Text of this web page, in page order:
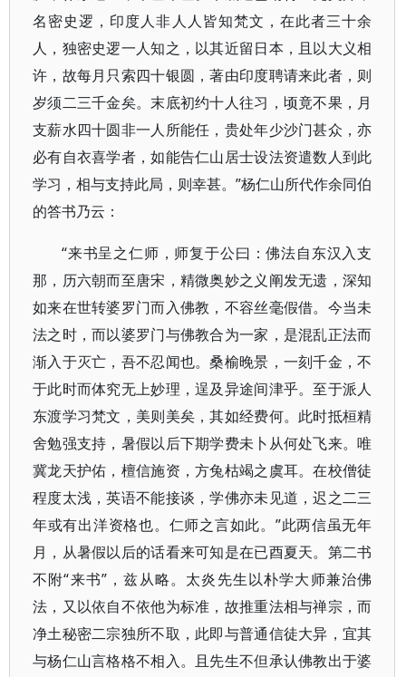
名密史逻，印度人非人人皆知梵文，在此者三十余
人，独密史逻一人知之，以其近留日本，且以大义相
许，故每月只索四十银圆，著由印度聘请来此者，则
岁须二三千金矣。末底初约十人往习，顷竟不果，月
支薪水四十圆非一人所能任，贵处年少沙门甚众，亦
必有自衣喜学者，如能告仁山居士设法资遣数人到此
学习，相与支持此局，则幸甚。”杨仁山所代作余同伯
的答书乃云：
“来书呈之仁师，师复于公曰：佛法自东汉入支
那，历六朝而至唐宋，精微奥妙之义阐发无遗，深知
如来在世转婆罗门而入佛教，不容丝毫假借。今当未
法之时，而以婆罗门与佛教合为一家，是混乱正法而
渐入于灭亡，吾不忍闻也。桑榆晚景，一刻千金，不
于此时而体究无上妙理，逞及异途间津乎。至于派人
东渡学习梵文，美则美矣，其如经费何。此时抵桓精
舍勉强支持，暑假以后下期学费未卜从何处飞来。唯
冀龙天护佑，檀信施资，方兔枯竭之虞耳。在校僧徒
程度太浅，英语不能接谈，学佛亦未见道，迟之二三
年或有出洋资格也。仁师之言如此。”此两信虽无年
月，从暑假以后的话看来可知是在已酉夏天。第二书
不附“来书”，兹从略。太炎先生以朴学大师兼治佛
法，又以依自不依他为标准，故推重法相与禅宗，而
净土秘密二宗独所不取，此即与普通信徒大异，宜其
与杨仁山言格格不相入。且先生不但承认佛教出于婆